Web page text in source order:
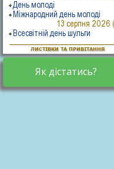
Як дістатись?